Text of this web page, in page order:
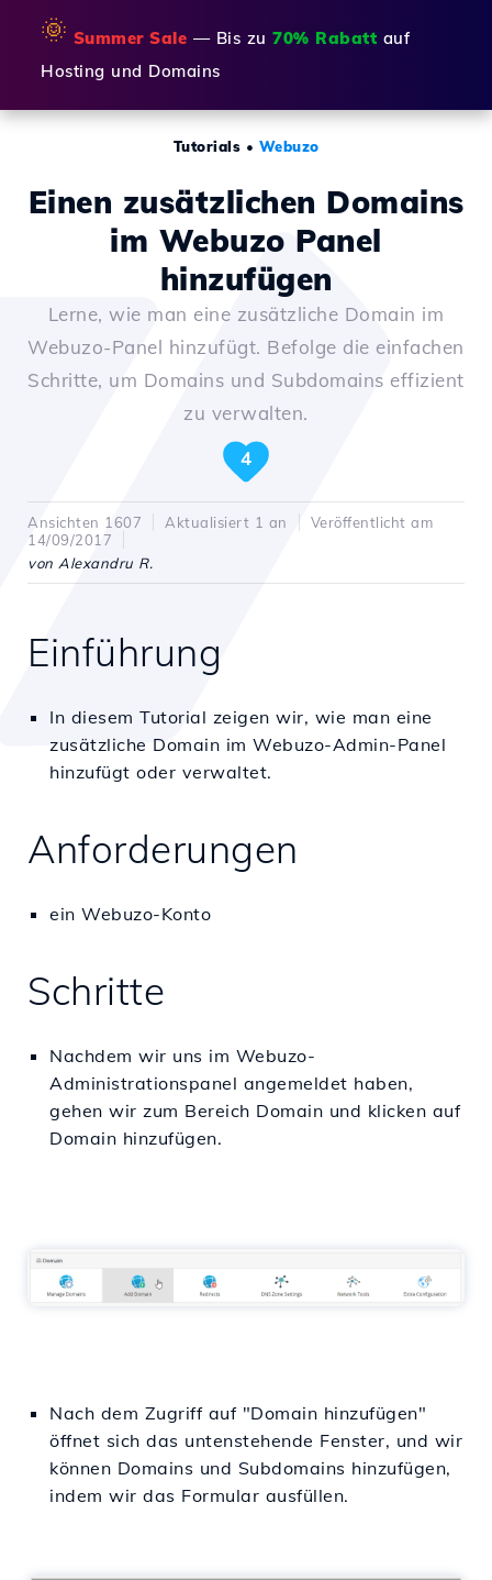
🌞 Summer Sale — Bis zu 70% Rabatt auf
Hosting und Domains
Tutorials • Webuzo
Einen zusätzlichen Domains
im Webuzo Panel
hinzufügen
Lerne, wie man eine zusätzliche Domain im
Webuzo-Panel hinzufügt. Befolge die einfachen
Schritte, um Domains und Subdomains effizient
zu verwalten.
4
Ansichten 1607 Aktualisiert 1 an
Veröffentlicht am
14/09/2017
von Alexandru R.
Einführung
In diesem Tutorial zeigen wir, wie man eine
zusätzliche Domain im Webuzo-Admin-Panel
hinzufügt oder verwaltet.
Anforderungen
ein Webuzo-Konto
Schritte
Nachdem wir uns im Webuzo-
Administrationspanel angemeldet haben,
gehen wir zum Bereich Domain und klicken auf
Domain hinzufügen.
Nach dem Zugriff auf "Domain hinzufügen"
öffnet sich das untenstehende Fenster, und wir
können Domains und Subdomains hinzufügen,
indem wir das Formular ausfüllen.